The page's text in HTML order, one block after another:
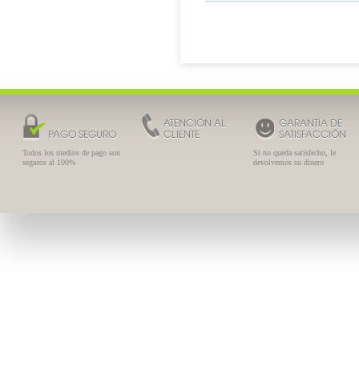
PAGO SEGURO
Todos los medios de pago son
seguros al 100%
ATENCIÓN AL
CLIENTE
GARANTÍA DE
SATISFACCIÓN
Si no queda satisfecho, le
devolvemos su dinero